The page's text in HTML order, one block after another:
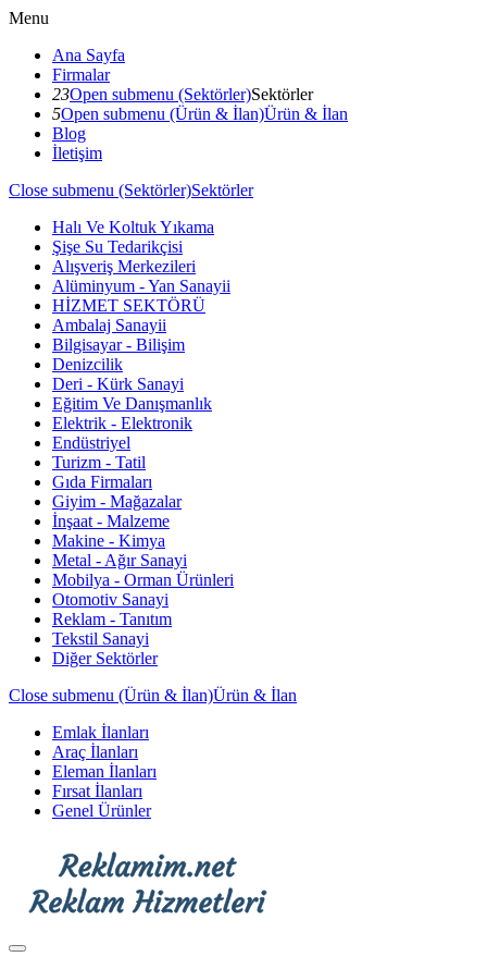
Menu
Ana Sayfa
Firmalar
23Open submenu (Sektörler)Sektörler
5Open submenu (Ürün & İlan)Ürün & İlan
Blog
İletişim
Close submenu (Sektörler)Sektörler
Halı Ve Koltuk Yıkama
Şişe Su Tedarikçisi
Alışveriş Merkezileri
Alüminyum - Yan Sanayii
HİZMET SEKTÖRÜ
Ambalaj Sanayii
Bilgisayar - Bilişim
Denizcilik
Deri - Kürk Sanayi
Eğitim Ve Danışmanlık
Elektrik - Elektronik
Endüstriyel
Turizm - Tatil
Gıda Firmaları
Giyim - Mağazalar
İnşaat - Malzeme
Makine - Kimya
Metal - Ağır Sanayi
Mobilya - Orman Ürünleri
Otomotiv Sanayi
Reklam - Tanıtım
Tekstil Sanayi
Diğer Sektörler
Close submenu (Ürün & İlan)Ürün & İlan
Emlak İlanları
Araç İlanları
Eleman İlanları
Fırsat İlanları
Genel Ürünler